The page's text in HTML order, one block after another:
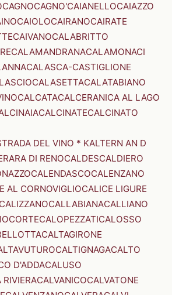
CAGNOCAGNO'CAIANELLOCAIAZZO
CAIOLOCAIRANOCAIRATE
CAIVANOCALABRITTO
CALAMANDRANACALAMONACI
CALASCA-CASTIGLIONE
CALASETTACALATABIANO
CALCATACALCERANICA AL LAGO
CALCINATECALCINATO
DEL VINO * KALTERN AN D
DI RENOCALDESCALDIERO
CALENDASCOCALENZANO
AL CORNOVIGLIOCALICE LIGURE
CALIZZANOCALLABIANACALLIANO
CALOPEZZATICALOSSO
CALTAGIRONE
CALTIGNAGACALTO
D'ADDACALUSO
RIVIERACALVANICOCALVATONE